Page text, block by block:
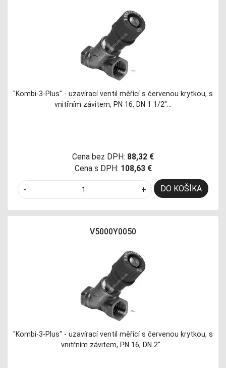
"Kombi-3-Plus" - uzavírací ventil měřící s červenou krytkou, s
vnitřním závitem, PN 16, DN 1 1/2"…
Cena bez DPH: 88,32 €
Cena s DPH: 108,63 €
- + DO KOŠÍKA
V5000Y0050
"Kombi-3-Plus" - uzavírací ventil měřící s červenou krytkou, s
vnitřním závitem, PN 16, DN 2"…